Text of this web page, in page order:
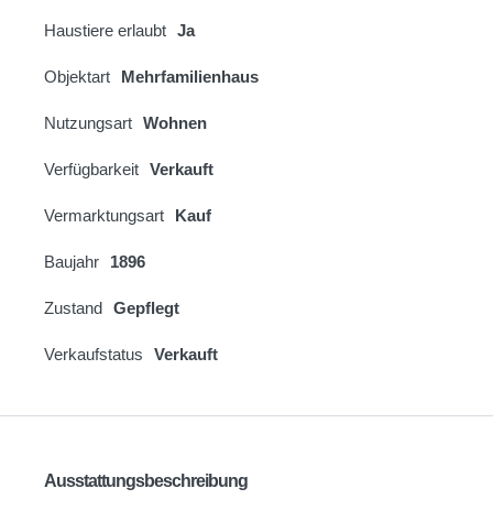
Haustiere erlaubt Ja
Objektart Mehrfamilienhaus
Nutzungsart Wohnen
Verfügbarkeit Verkauft
Vermarktungsart Kauf
Baujahr 1896
Zustand Gepflegt
Verkaufstatus Verkauft
Ausstattungsbeschreibung